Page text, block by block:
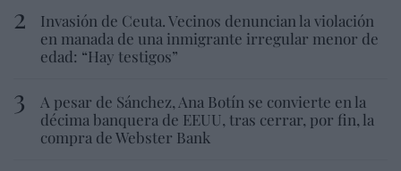
Invasión de Ceuta. Vecinos denuncian la violación
en manada de una inmigrante irregular menor de
edad: “Hay testigos”
A pesar de Sánchez, Ana Botín se convierte en la
décima banquera de EEUU, tras cerrar, por fin, la
compra de Webster Bank